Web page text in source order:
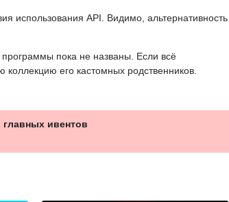
использования API. Видимо, альтернативность
программы пока не названы. Если всё
его кастомных родственников.
ивентов